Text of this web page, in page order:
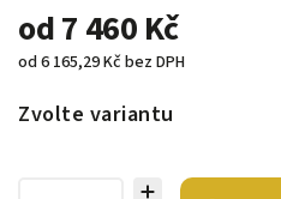
od7 460 Kč
od6 165,29 Kčbez DPH
Zvolte variantu